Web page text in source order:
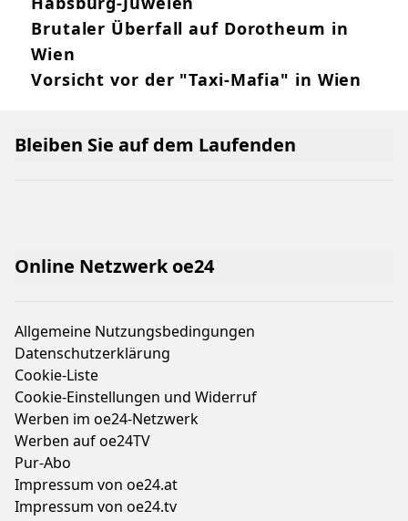
Brutaler Überfall auf Dorotheum in
Wien
Vorsicht vor der "Taxi-Mafia" in Wien
Online Netzwerk oe24
Allgemeine Nutzungsbedingungen
Datenschutzerklärung
Cookie-Liste
Cookie-Einstellungen und Widerruf
Werben im oe24-Netzwerk
Werben auf oe24TV
Pur-Abo
Impressum von oe24.at
Impressum von oe24.tv
Bleiben Sie auf dem Laufenden